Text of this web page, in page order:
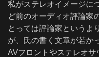
私がステレオイメージに
ど前のオーディオ評論家
とっては評論家というよ
が、氏の書く文章が若か
AVフロントやステレオ